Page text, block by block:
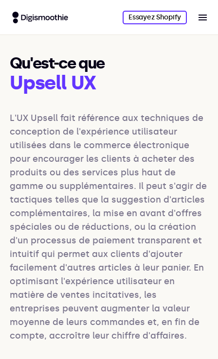
Essayez Shopify
Qu'est-ce que
Upsell UX
L'UX Upsell fait référence aux techniques de
conception de l'expérience utilisateur
utilisées dans le commerce électronique
pour encourager les clients à acheter des
produits ou des services plus haut de
gamme ou supplémentaires. Il peut s'agir de
tactiques telles que la suggestion d'articles
complémentaires, la mise en avant d'offres
spéciales ou de réductions, ou la création
d'un processus de paiement transparent et
intuitif qui permet aux clients d'ajouter
facilement d'autres articles à leur panier. En
optimisant l'expérience utilisateur en
matière de ventes incitatives, les
entreprises peuvent augmenter la valeur
moyenne de leurs commandes et, en fin de
compte, accroître leur chiffre d'affaires.